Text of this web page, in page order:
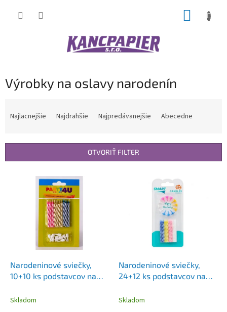
Výrobky na oslavy narodenín
i
Najlacnejšie Najdrahšie Najpredávanejšie Abecedne
OTVORIŤ FILTER
Narodeninové sviečky,
10+10 ks podstavcov na
Skladom
Narodeninové sviečky,
24+12 ks podstavcov na
Skladom